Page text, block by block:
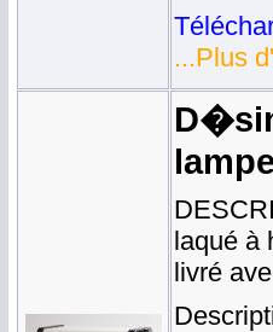
...Plus
laqué à
livré